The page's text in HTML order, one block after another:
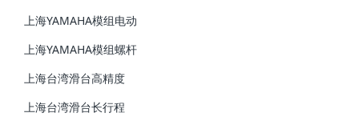
上海YAMAHA模组电动
上海YAMAHA模组螺杆
上海台湾滑台高精度
上海台湾滑台长行程